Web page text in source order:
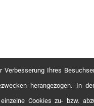
Verbesserung Ihres
herangezogen. In
Cookies zu- bzw.